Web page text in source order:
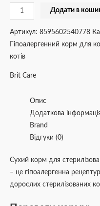
Додати в
Артикул: 8595602540778
Гіпоалергенний корм для
котів
Brit Care
Опис
Додаткова
Brand
Відгуки (0)
Сухий корм для
– це гіпоалергенна
дорослих стерилізованих